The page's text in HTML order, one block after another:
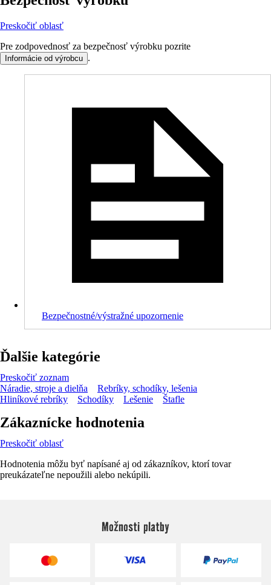
Preskočiť oblasť
Pre zodpovednosť za bezpečnosť výrobku pozrite
Informácie od výrobcu .
Bezpečnostné/výstražné upozornenie
Ďalšie kategórie
Preskočiť zoznam
Náradie, stroje a dielňa
Rebríky, schodíky, lešenia
Hliníkové rebríky
Schodíky Lešenie Štafle
Zákaznícke hodnotenia
Preskočiť oblasť
Hodnotenia môžu byť napísané aj od zákazníkov, ktorí tovar
preukázateľne nepoužili alebo nekúpili.
Možnosti platby